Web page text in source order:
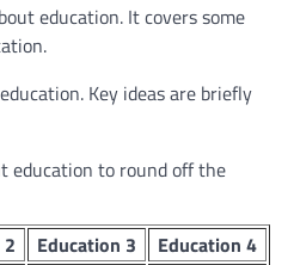
education. It covers some
Key ideas are briefly
education to round off the
Education 3
Education 4